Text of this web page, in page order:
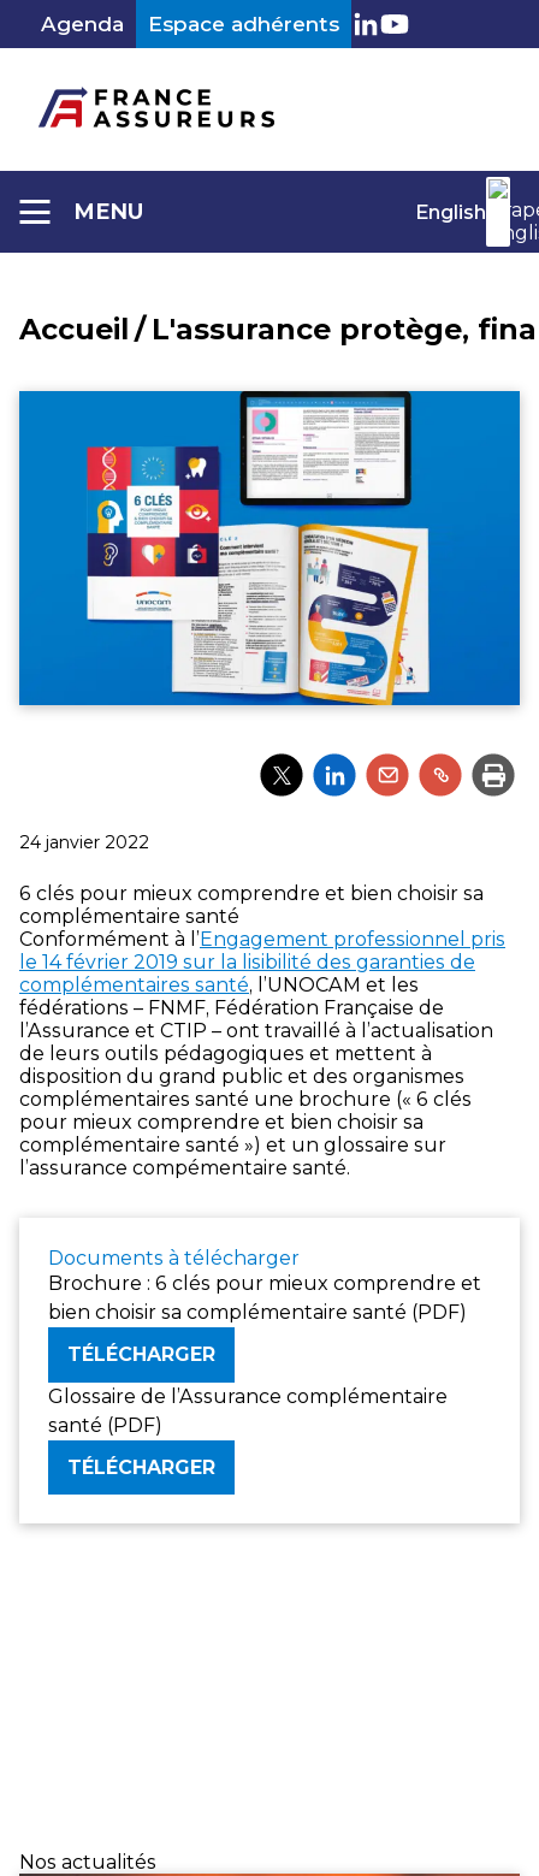
contenu
Agenda Espace adhérents LinkedIn
Youtube
MENU English
Accueil / L'assurance protège,
Partager
l'article
Partager
l'article
Partager
l'article
Partager
l'article
Publié
24 janvier 2022
6 clés pour mieux comprendre et bien choisir sa
complémentaire santé
Conformément à l’Engagement professionnel pris
le 14 février 2019 sur la lisibilité des garanties de
complémentaires santé, l’UNOCAM et les
fédérations – FNMF, Fédération Française de
l’Assurance et CTIP – ont travaillé à l’actualisation
de leurs outils pédagogiques et mettent à
disposition du grand public et des organismes
complémentaires santé une brochure (« 6 clés
pour mieux comprendre et bien choisir sa
complémentaire santé ») et un glossaire sur
l’assurance compémentaire santé.
Documents à télécharger
Brochure : 6 clés pour mieux comprendre et
bien choisir sa complémentaire santé (PDF)
TÉLÉCHARGER
Glossaire de l’Assurance complémentaire
santé (PDF)
TÉLÉCHARGER
Nos actualités